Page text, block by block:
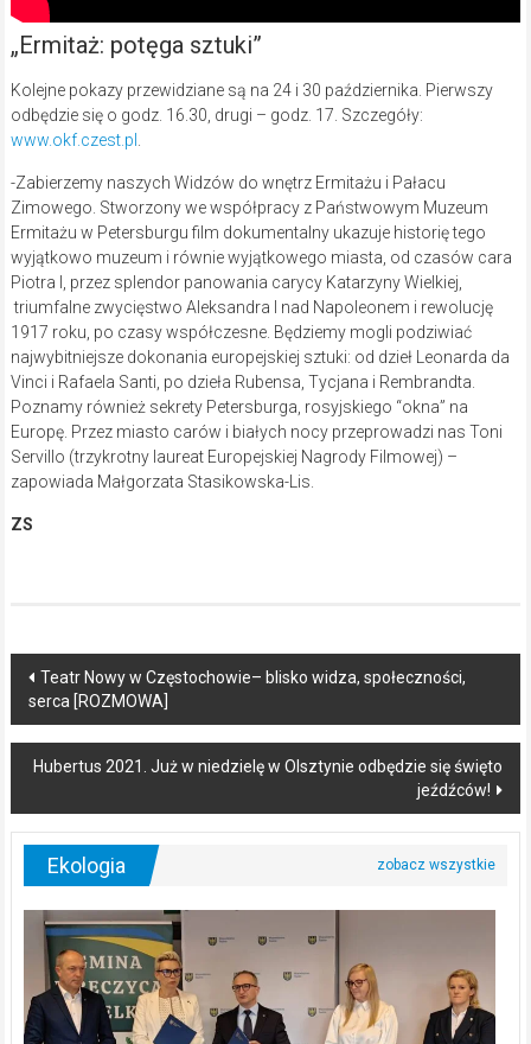
„Ermitaż: potęga sztuki”
Kolejne pokazy przewidziane są na 24 i 30 października. Pierwszy
odbędzie się o godz. 16.30, drugi – godz. 17. Szczegóły:
www.okf.czest.pl
-Zabierzemy naszych Widzów do wnętrz Ermitażu i Pałacu
Zimowego. Stworzony we współpracy z Państwowym Muzeum
Ermitażu w Petersburgu film dokumentalny ukazuje historię tego
wyjątkowo muzeum i równie wyjątkowego miasta, od czasów cara
Piotra I, przez splendor panowania carycy Katarzyny Wielkiej,
triumfalne zwycięstwo Aleksandra I nad Napoleonem i rewolucję
1917 roku, po czasy współczesne. Będziemy mogli podziwiać
najwybitniejsze dokonania europejskiej sztuki: od dzieł Leonarda da
Vinci i Rafaela Santi, po dzieła Rubensa, Tycjana i Rembrandta.
Poznamy również sekrety Petersburga, rosyjskiego “okna” na
Europę. Przez miasto carów i białych nocy przeprowadzi nas Toni
Servillo (trzykrotny laureat Europejskiej Nagrody Filmowej) –
zapowiada Małgorzata Stasikowska-Lis.
ZS
Post
navigation
Teatr Nowy w Częstochowie– blisko widza, społeczności,
serca [ROZMOWA]
Hubertus 2021. Już w niedzielę w Olsztynie odbędzie się święto
jeźdźców!
Ekologia